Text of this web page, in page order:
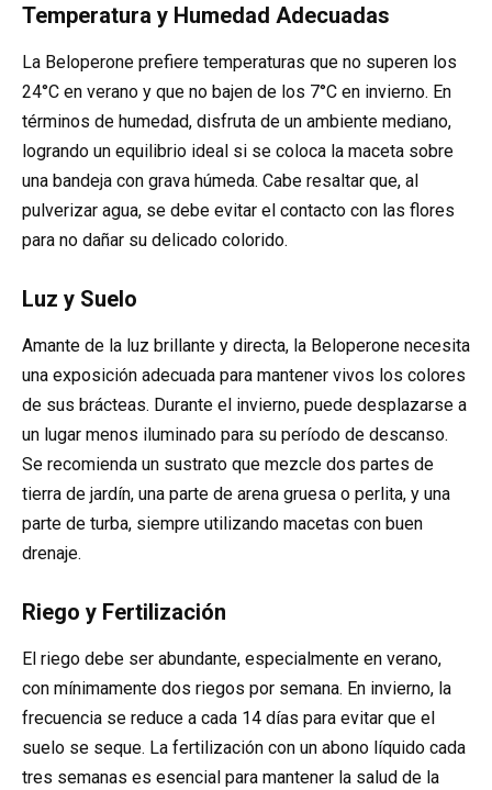
Temperatura y Humedad Adecuadas
La Beloperone prefiere temperaturas que no superen los
24°C en verano y que no bajen de los 7°C en invierno. En
términos de humedad, disfruta de un ambiente mediano,
logrando un equilibrio ideal si se coloca la maceta sobre
una bandeja con grava húmeda. Cabe resaltar que, al
pulverizar agua, se debe evitar el contacto con las flores
para no dañar su delicado colorido.
Luz y Suelo
Amante de la luz brillante y directa, la Beloperone necesita
una exposición adecuada para mantener vivos los colores
de sus brácteas. Durante el invierno, puede desplazarse a
un lugar menos iluminado para su período de descanso.
Se recomienda un sustrato que mezcle dos partes de
tierra de jardín, una parte de arena gruesa o perlita, y una
parte de turba, siempre utilizando macetas con buen
drenaje.
Riego y Fertilización
El riego debe ser abundante, especialmente en verano,
con mínimamente dos riegos por semana. En invierno, la
frecuencia se reduce a cada 14 días para evitar que el
suelo se seque. La fertilización con un abono líquido cada
tres semanas es esencial para mantener la salud de la